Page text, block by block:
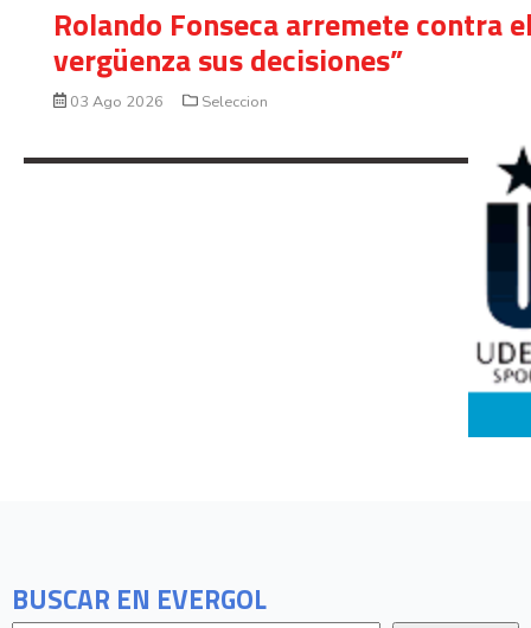
BUSCAR EN EVERGOL
Rolando Fonseca arremete contra
vergüenza sus decisiones”
03 Ago 2026 Seleccion